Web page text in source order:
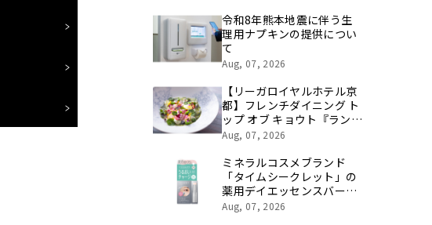
合時のエピソードを社員の
想いとともに振り返る特別
映像を公開！
令和8年熊本地震に伴う生
理用ナプキンの提供につい
て
Aug, 07, 2026
【リーガロイヤルホテル京
都】フレンチダイニング ト
ップ オブ キョウト『ランチ
コース 「トゥルネ」×クロ
ン』 販売
Aug, 07, 2026
ミネラルコスメブランド
「タイムシークレット」の
薬用デイエッセンスバーム
がパッケージを新たに登場
Aug, 07, 2026